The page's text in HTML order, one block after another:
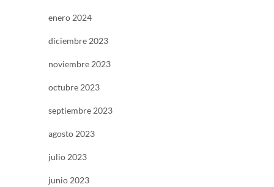
enero 2024
diciembre 2023
noviembre 2023
octubre 2023
septiembre 2023
agosto 2023
julio 2023
junio 2023